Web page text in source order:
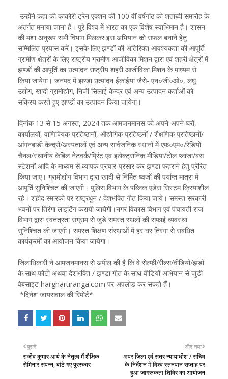
उन्होंने कहा की काकोरी ट्रेन एक्शन की 100 वीं वर्षगांठ को शताब्दी समारोह के
अंतर्गत मनाया जाना हैं। पूरे विश्व में भारत का एक विशेष स्वाभिमान है। शासन
की मंशा अनुरूप सभी विभाग मिलकर इस अभियान को सफल बनाने हेतु
सम्मिलित प्रयास करें। इसके लिए झण्डों की अतिरिक्त आवश्यकता की आपूर्ति
ग्रामीण क्षेत्रों के लिए राष्ट्रीय ग्रामीण आजीविका मिशन द्वारा एवं शहरी क्षेत्रों में
झण्डों की आपूर्ति का उत्पादन राष्ट्रीय शहरी आजीविका मिशन के माध्यम से
किया जायेगा। जनपद में झण्डा उत्पादन ईकाईयां जैसे- एन०जी०ओ०, लघु
उद्योग, खादी ग्रामोद्योग, निजी सिलाई केन्द्र एवं अन्य उत्पादन कर्ताओं को
सक्रिय करते हुए झण्डों का उत्पादन किया जायेगा।
दिनांक 13 से 15 अगस्त, 2024 तक आमजनमानस को अपने-अपने घरों,
कार्यालयों, वाणिज्यिक प्रतिष्ठानों, औद्योगिक प्रतिष्ठनों / शैक्षणिक प्रतिष्ठानों/
आंगनबाडी केन्द्रों/अस्पतालों एवं अन्य सार्वजनिक स्थानों में एफ०एम०/रेडियों
चैनल/स्थानीय केबिल नेटवर्क/प्रिंट एवं इलेक्ट्रानिक मीडिया/टोल प्लाजा/बस
स्टेशनों आदि के माध्यम से व्यापक प्रचार-प्रसार कर झण्डा फहराने हेतु प्रेरित
किया जाए। ग्रामोद्योग विभाग द्वारा खादी से निर्मित ध्वजों की पर्याप्त मात्रा में
आपूर्ति सुनिश्चित की जाएगी। पुलिस विभाग के पब्लिक एडेस सिस्टम क्रियाशील
रहे। शहीद स्मारको पर राष्ट्रधुन / देशभक्ति गीत किया जाये। समस्त सरकारी
भवनों पर तिरंगा लाइटिंग करायी जायेगी।नगर विकास विभाग एवं पंचायती राज
विभाग द्वारा स्वतंत्रता संग्राम से जुड़े समस्त स्थलों की सफाई व्यवस्था
सुनिश्चित की जाएगी। समस्त शिक्षण संस्थाओं में हर घर तिरंगा से संबंधित
कार्यक्रमों का आयोजन किया जायेगा।
जिलाधिकारी ने आमजनमानस से अपील की है कि वे सेल्फी/रील्स/वीडियो/झंडों
के साथ फोटो अथवा देशभक्ति / झण्डा गीत के साथ वीडियों अभियान से जुडी
वेबसाइट harghartiranga.com पर अपलोड कर सकते हैं।
*दिनेश जायसवाल की रिपोर्ट*
और नया
अपर जिला एवं सत्र न्यायाधीश / सचिव
के निर्देशन में विश्व स्तनपान सप्ताह पर
हुआ जागरूकता शिविर का आयोजन
पुराने
राजीव कुमार आर्य के नेतृत्व में शैक्षिक
सेमिनार संपन्न, बांटे गए पुरस्कार